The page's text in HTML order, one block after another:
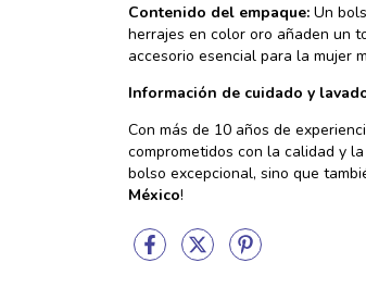
Contenido del empaque: Un
herrajes en color oro añaden un
accesorio esencial para la mujer
Información de cuidado y
Con más de 10 años de
comprometidos con la calidad y
bolso excepcional, sino que
México!